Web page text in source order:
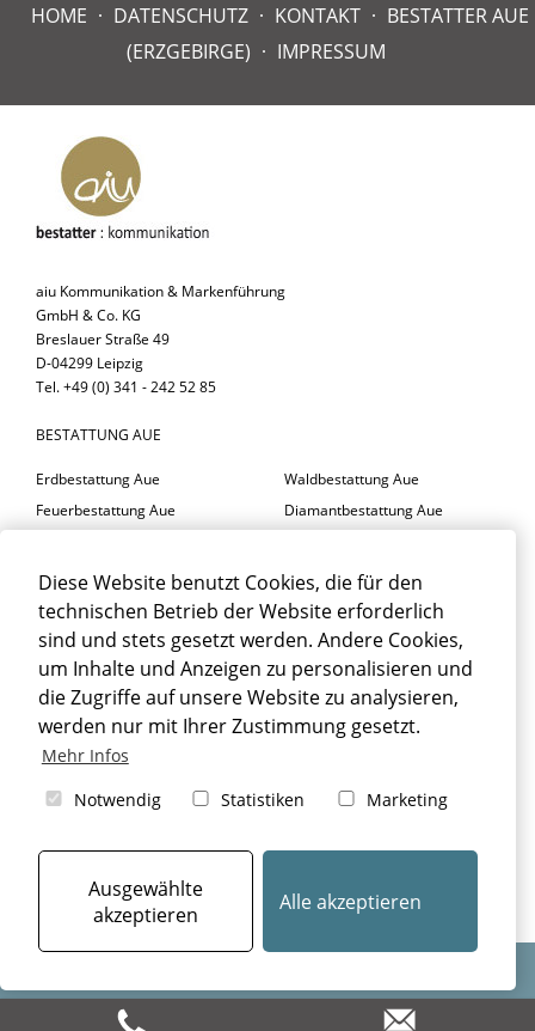
Diese Website benutzt Cookies, die für den
technischen Betrieb der Website erforderlich
sind und stets gesetzt werden. Andere Cookies,
um Inhalte und Anzeigen zu personalisieren und
die Zugriffe auf unsere Website zu analysieren,
werden nur mit Ihrer Zustimmung gesetzt.
Mehr Infos
Notwendig
Statistiken Marketing
Ausgewählte
akzeptieren
Alle akzeptieren
HOME DATENSCHUTZ KONTAKT
BESTATTER AUE
(ERZGEBIRGE)
IMPRESSUM
aiu Kommunikation & Markenführung
GmbH & Co. KG
Breslauer Straße 49
D-04299 Leipzig
Tel. +49 (0) 341 - 242 52 85
BESTATTUNG AUE
Erdbestattung Aue
Feuerbestattung Aue
Waldbestattung Aue
Diamantbestattung Aue
BESTATTER AUE
Trauerfeier Aue
Trauerbegleitung Aue
Beisetzung Aue
Trauerfloristik Aue
Trauerhalle Aue
TRAUERFALL AUE
Sterbefall Aue
Bestattungsarten Aue
Erbrecht Aue